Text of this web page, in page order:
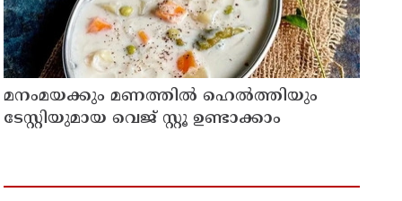
മനംമയക്കും മണത്തിൽ ഹെൽത്തിയും
ടേസ്റ്റിയുമായ വെജ് സ്റ്റൂ ഉണ്ടാക്കാം